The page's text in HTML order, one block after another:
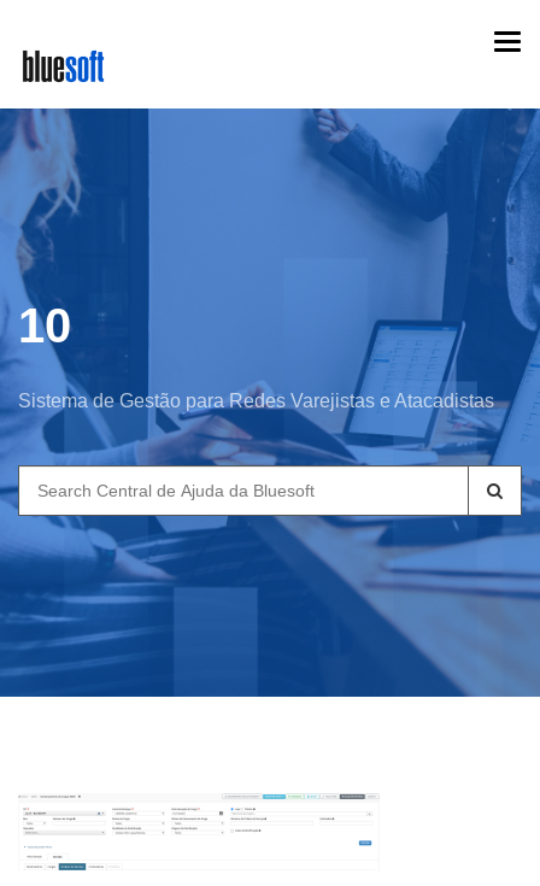
main
content
10
Sistema de Gestão para Redes Varejistas e Atacadistas
Search
for: